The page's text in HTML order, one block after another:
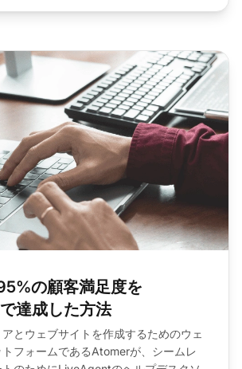
の顧客満足度を
達成した方法
とウェブサイトを作成するためのウェ
フォームであるAtomerが、シームレ